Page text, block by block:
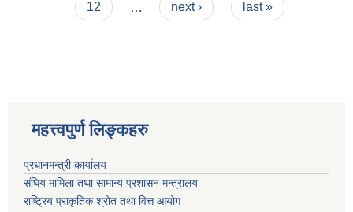
12
next › last »
महत्त्वपुर्ण लिङ्कहरु
प्रधानमन्त्री कार्यालय
संघिय मामिला तथा सामान्य प्रशासन मन्त्रालय
राष्ट्रिय प्राकृतिक श्रोत तथा वित्त आयोग